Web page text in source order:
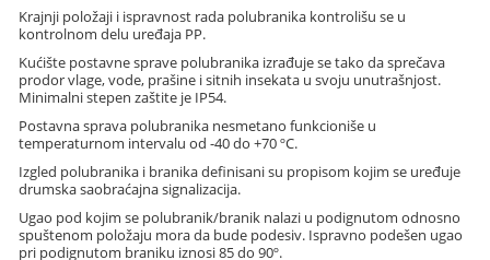
Krajnji položaji i ispravnost rada polubranika kontrolišu se u
kontrolnom delu uređaja PP.
Kućište postavne sprave polubranika izrađuje se tako da sprečava
prodor vlage, vode, prašine i sitnih insekata u svoju unutrašnjost.
Minimalni stepen zaštite je IP54.
Postavna sprava polubranika nesmetano funkcioniše u
temperaturnom intervalu od -40 do +70 ºC.
Izgled polubranika i branika definisani su propisom kojim se uređuje
drumska saobraćajna signalizacija.
Ugao pod kojim se polubranik/branik nalazi u podignutom odnosno
spuštenom položaju mora da bude podesiv. Ispravno podešen ugao
pri podignutom braniku iznosi 85 do 90º.